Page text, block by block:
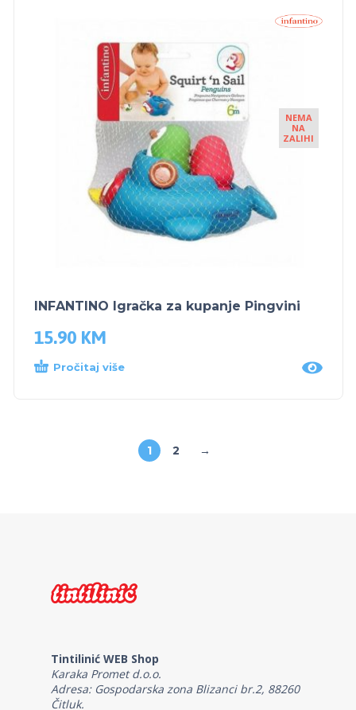
NEMA
NA
ZALIHI
INFANTINO Igračka za kupanje Pingvini
15.90 KM
Pročitaj više
1 2 →
Tintilinić WEB Shop
Karaka Promet d.o.o.
Adresa: Gospodarska zona Blizanci br.2, 88260
Čitluk.